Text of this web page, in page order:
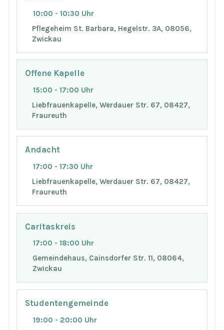
10:00 - 10:30 Uhr
Pflegeheim St. Barbara, Hegelstr. 3A, 08056,
Zwickau
Offene Kapelle
15:00 - 17:00 Uhr
Liebfrauenkapelle, Werdauer Str. 67, 08427,
Fraureuth
Andacht
17:00 - 17:30 Uhr
Liebfrauenkapelle, Werdauer Str. 67, 08427,
Fraureuth
Caritaskreis
17:00 - 18:00 Uhr
Gemeindehaus, Cainsdorfer Str. 11, 08064,
Zwickau
Studentengemeinde
19:00 - 20:00 Uhr